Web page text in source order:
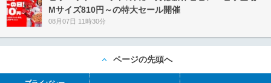
Mサイズ810円～の特大セール開催
08月07日 11時30分
ページの先頭へ